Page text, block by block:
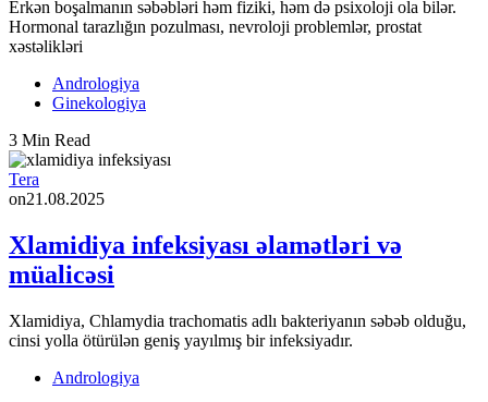
Erkən boşalmanın səbəbləri həm fiziki, həm də psixoloji ola bilər.
Hormonal tarazlığın pozulması, nevroloji problemlər, prostat
xəstəlikləri
Andrologiya
Ginekologiya
3 Min Read
Tera
on21.08.2025
Xlamidiya infeksiyası əlamətləri və
müalicəsi
Xlamidiya, Chlamydia trachomatis adlı bakteriyanın səbəb olduğu,
cinsi yolla ötürülən geniş yayılmış bir infeksiyadır.
Andrologiya